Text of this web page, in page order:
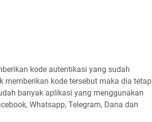
kode autentikasi yang sudah
kode tersebut maka dia tetap
banyak aplikasi yang menggunakan
Whatsapp, Telegram, Dana dan